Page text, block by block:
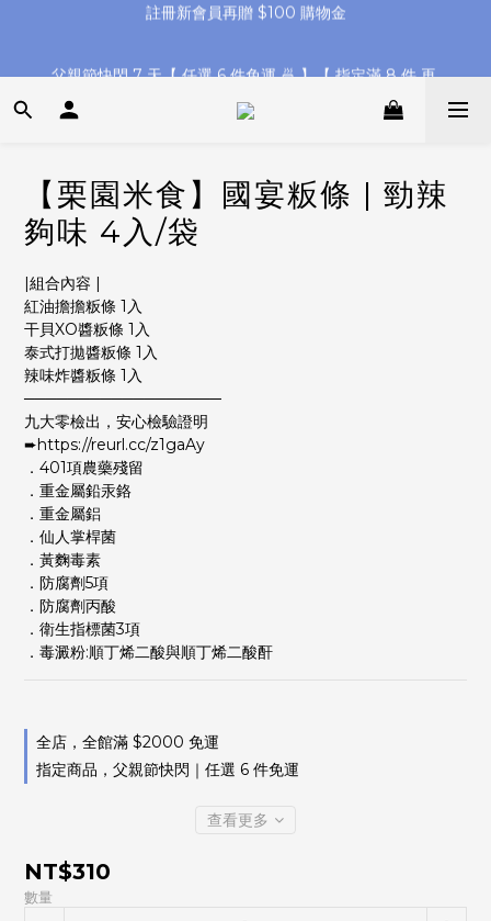
父親節快閃 7 天【 任選 6 件免運 🍜 】【 指定滿 8 件 再
父親節快閃 7 天【 任選 6 件免運 🍜 】【 指定滿 8 件 再
【全館滿 $1580 送古早味粄條 4入袋】【滿 $2280 再折 ＄88】
註冊新會員再贈 $100 購物金
【栗園米食】國宴粄條 | 勁辣
夠味 4入/袋
|組合內容 |
紅油擔擔粄條 1入
干貝XO醬粄條 1入
泰式打拋醬粄條 1入
辣味炸醬粄條 1入
──────────────────
九大零檢出，安心檢驗證明
➨https://reurl.cc/z1gaAy
．401項農藥殘留
．重金屬鉛汞鉻
．重金屬鋁
．仙人掌桿菌
．黃麴毒素
．防腐劑5項
．防腐劑丙酸
．衛生指標菌3項
．毒澱粉:順丁烯二酸與順丁烯二酸酐
全店，全館滿 $2000 免運
指定商品，父親節快閃｜任選 6 件免運
查看更多
NT$310
數量